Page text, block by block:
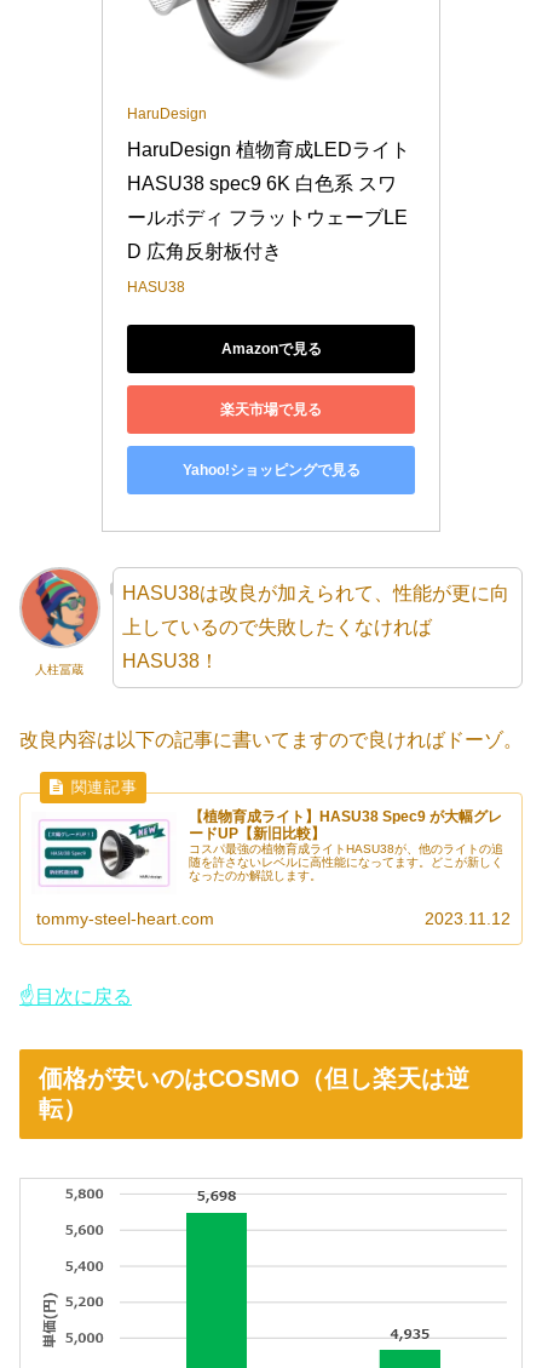
HaruDesign
HaruDesign 植物育成LEDライト
HASU38 spec9 6K 白色系 スワ
ールボディ フラットウェーブLE
D 広角反射板付き
HASU38
Amazonで見る
楽天市場で見る
Yahoo!ショッピングで見る
人柱冨蔵
HASU38は改良が加えられて、性能が更に向
上しているので失敗したくなければ
HASU38！
改良内容は以下の記事に書いてますので良ければドーゾ。
【植物育成ライト】HASU38 Spec9 が大幅グレ
ードUP【新旧比較】
コスパ最強の植物育成ライトHASU38が、他のライトの追
随を許さないレベルに高性能になってます。どこが新しく
なったのか解説します。
tommy-steel-heart.com 2023.11.12
☝目次に戻る
価格が安いのはCOSMO（但し楽天は逆
転）